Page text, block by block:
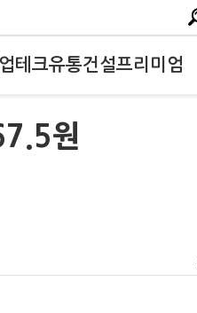
테크유통건설프리미엄
원